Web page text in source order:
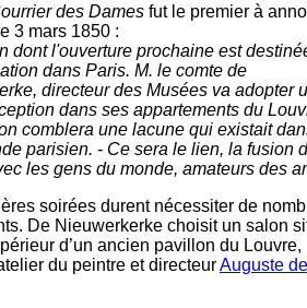
des Dames fut le premier à
3 mars 1850 :
dont l'ouverture prochaine est
dans Paris. M. le comte de
directeur des Musées va adopter
dans ses appartements du
comblera une lacune qui existait
parisien. - Ce sera le lien, la fusion
les gens du monde, amateurs des
soirées durent nécessiter de
De Nieuwerkerke choisit un salon
d’un ancien pavillon du Louvre,
du peintre et directeurAuguste de